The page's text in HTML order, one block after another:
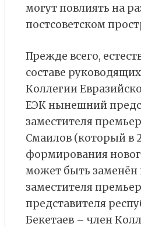
могут повлиять на
постсоветском
Прежде всего,
составе
Коллегии
ЕЭК нынешний
заместителя
Смаилов (который в
формирования
может быть заменён
заместителя
представителя
Бекетаев – член